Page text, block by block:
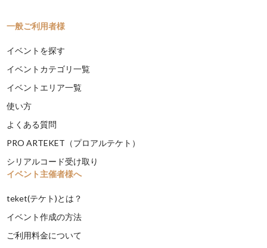
一般ご利用者様
イベントを探す
イベントカテゴリ一覧
イベントエリア一覧
使い方
よくある質問
PRO ARTEKET（プロアルテケト）
シリアルコード受け取り
イベント主催者様へ
teket(テケト)とは？
イベント作成の方法
ご利用料金について